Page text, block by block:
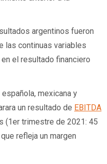
argentinos fueron
las continuas variables
el resultado financiero
mexicana y
un resultado de EBITDA
(1er trimestre de 2021: 45
refleja un margen